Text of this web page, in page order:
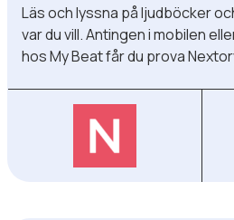
Läs och lyssna på ljudböcker
var du vill. Antingen i mobilen
hos My Beat får du prova